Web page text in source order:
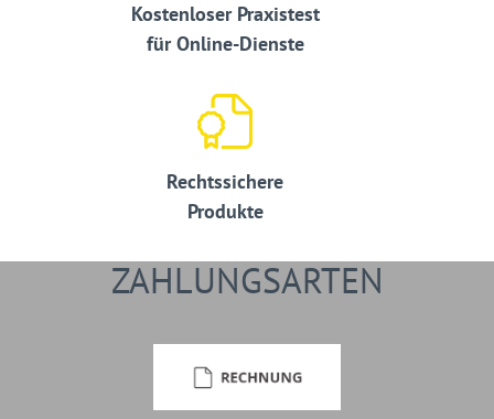
Kostenloser Praxistest
für Online-Dienste
Rechtssichere
Produkte
ZAHLUNGSARTEN